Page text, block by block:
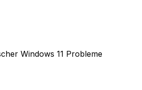
Windows 11 Probleme